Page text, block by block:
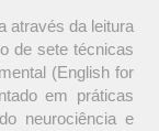
através da leitura
de sete técnicas
(English for
em práticas
neurociência e